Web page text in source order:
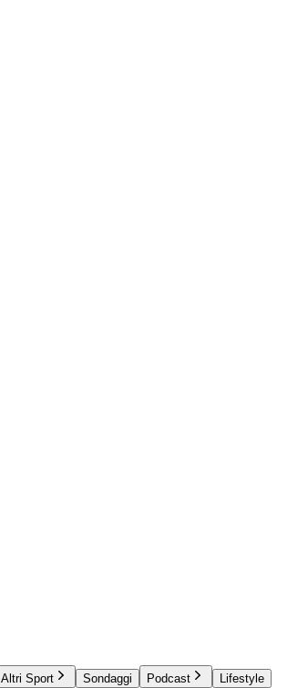
Altri Sport Sondaggi Podcast
Lifestyle